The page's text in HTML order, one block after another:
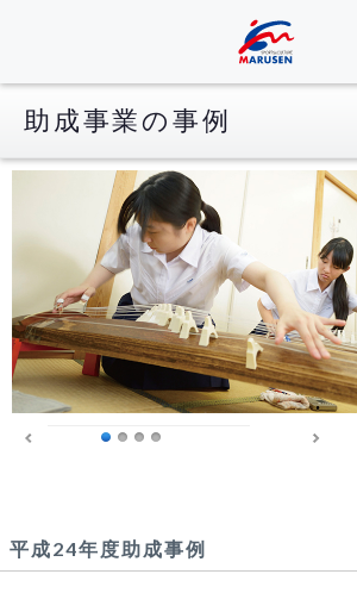
助成事業の事例
平成24年度助成事例